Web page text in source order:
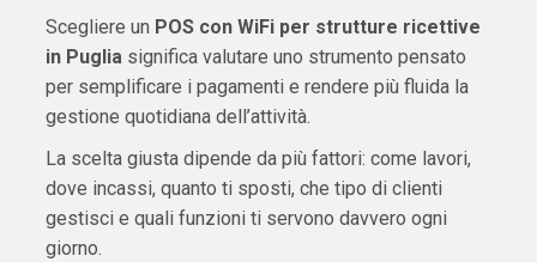
Scegliere un POS con WiFi per strutture ricettive
in Pugliasignifica valutare uno strumento pensato
per semplificare i pagamenti e rendere più fluida la
gestione quotidiana dell’attività.
La scelta giusta dipende da più fattori: come lavori,
dove incassi, quanto ti sposti, che tipo di clienti
gestisci e quali funzioni ti servono davvero ogni
giorno.